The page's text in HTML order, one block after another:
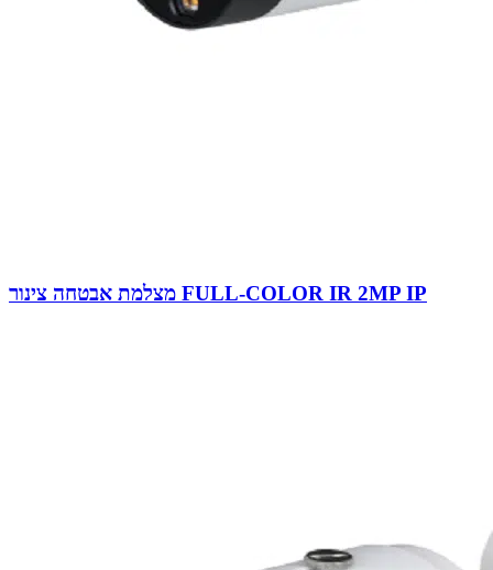
מצלמת אבטחה צינור FULL-COLOR IR 2MP IP